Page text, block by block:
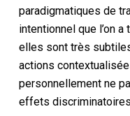
paradigmatiques de
intentionnel que l’on a
elles sont très
actions
personnellement ne
effets